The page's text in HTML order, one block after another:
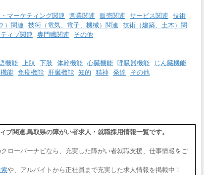
マーケティング関連 営業関連 販売関連 サービス関連
技術
）関連
技術（電気、電子、機械）関連
技術（建築、土木）関
ィブ関連 専門職関連 その他
機能 上肢 下肢 体幹機能 心臓機能 呼吸器機能
じん臓機能
能 免疫機能 肝臓機能 知的 精神 発達 その他
ブ関連,鳥取県の障がい者求人・就職採用情報一覧です。
ローバーナビなら、充実した障がい者就職支援、仕事情報をご
や、アルバイトから正社員まで充実した求人情報を掲載中！